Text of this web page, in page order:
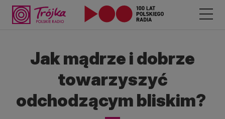
Jak mądrze i dobrze
towarzyszyć
odchodzącym bliskim?